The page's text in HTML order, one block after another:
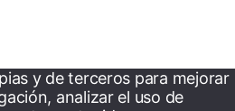
y de terceros para mejorar
analizar el uso de